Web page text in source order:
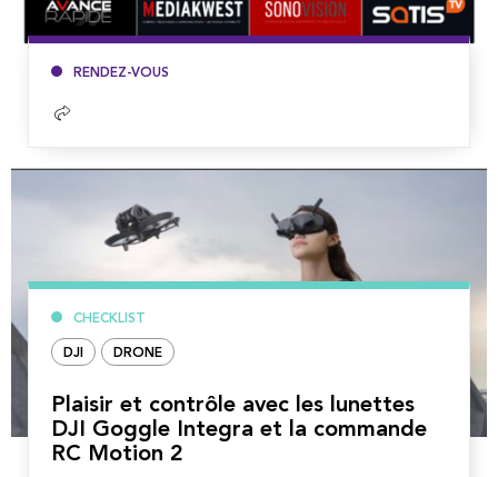
RENDEZ-VOUS
Lire
CHECKLIST
DJI DRONE
Plaisir et contrôle avec les lunettes
DJI Goggle Integra et la commande
RC Motion 2